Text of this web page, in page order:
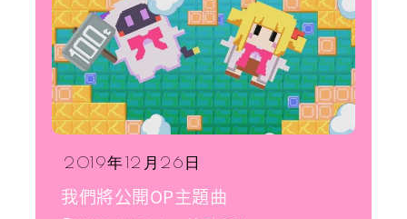
2019年12月26日
我們將公開OP主題曲